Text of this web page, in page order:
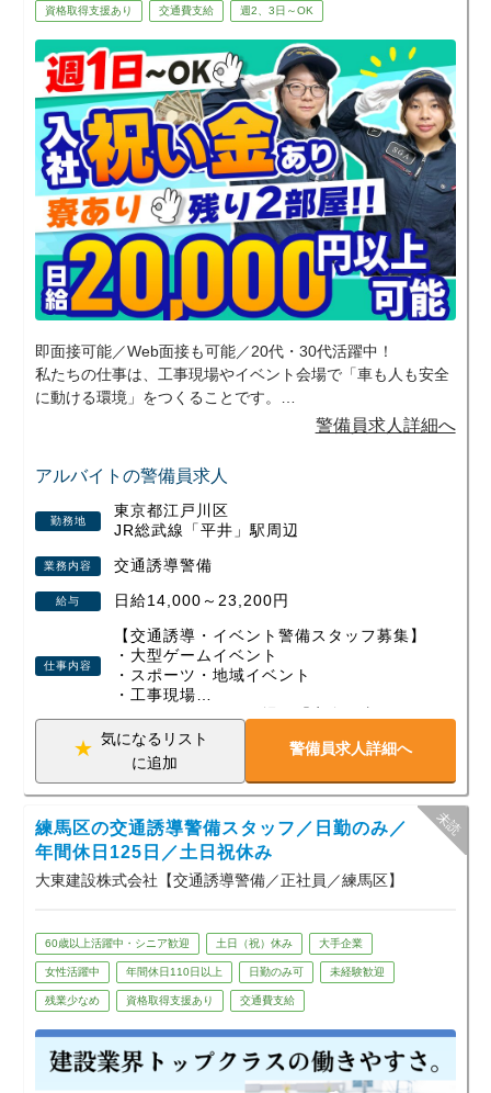
アルバイトの警備員求人
勤務地
東京都江戸川区
JR総武線「平井」駅周辺
業務内容 交通誘導警備
給与 日給14,000～23,200円
仕事内容
【交通誘導・イベント警備スタッフ募集】
・大型ゲームイベント
・スポーツ・地域イベント
・工事現場
警備会社です。
若手スタッフも多数活躍中！
未経験スタートがほとんどなので、初めて
の警備バイトでも安心です。
年齢・経験不問！即採用×高収入
現場が早く終わっても【日給保証】がある
ので安心です。
・すぐお金が欲しい（日払いOK）
・イベントの裏側に関わってみたい
・Wワーク・副業を探している
・ガチガチな職場はちょっと苦手
★1つでも当てはまれば大歓迎！
■大型ゲームイベント警備の実績あり！
数万人規模の大型ゲームイベント警備の実
資格取得支援あり 交通費支給 週2、3日～OK
即面接可能／Web面接も可能／20代・30代活躍中！
私たちの仕事は、工事現場やイベント会場で「車も人も安全
に動ける環境」をつくることです。
地域のお祭りやスポーツイベントなど、日常では味わえない
ベント警備の両方を経験できるため、飽きずに長く続けてい
ただけます。
勤務は日勤・夜勤の選択OK、週1日～無理なくスタート可
能。さらに現場が早く終わっても日給は全額保証されるの
で、安定した収入が得られます。
資格取得支援や各種手当、即入居できる寮など、安心して働
ける制度も整えています。
未経験から始めた方、定年後に新しい一歩を踏み出した方、
Wワークで働く方など、幅広い世代が活躍中！
少しでも興味を持っていただけたら、ぜひお気軽にご応募く
ださい。あなたの新しいスタートを全力で応援します！
警備員求人詳細へ
気になるリスト
に追加
警備員求人詳細へ
練馬区の交通誘導警備スタッフ／日勤のみ／
年間休日125日／土日祝休み
大東建設株式会社【交通誘導警備／正社員／練馬区】
60歳以上活躍中・シニア歓迎 土日（祝）休み 大手企業
女性活躍中 年間休日110日以上 日勤のみ可 未経験歓迎
残業少なめ 資格取得支援あり 交通費支給